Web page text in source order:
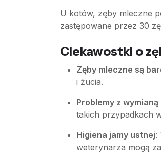
U kotów, zęby mleczne
zastępowane przez 30
Ciekawostki o
Zęby mleczne są
i żucia.
Problemy z wymianą
takich przypadkach
Higiena jamy ustnej:
weterynarza mogą